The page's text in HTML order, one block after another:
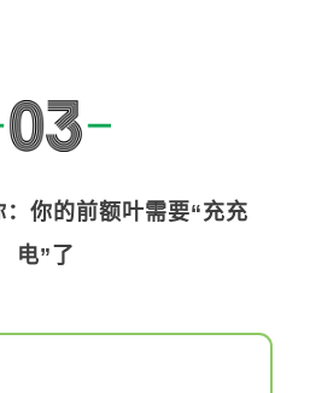
你的前额叶需要“充充
电”了